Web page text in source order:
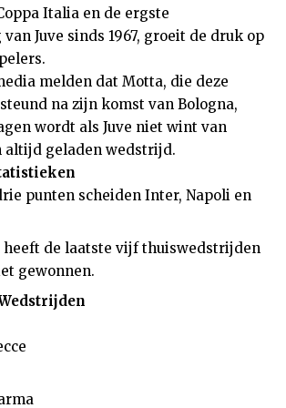
Italia en de ergste
Juve sinds 1967, groeit de druk op
melden dat Motta, die deze
na zijn komst van Bologna,
wordt als Juve niet wint van
altijd geladen wedstrijd.
punten scheiden Inter, Napoli en
heeft de laatste vijf thuiswedstrijden
gewonnen.